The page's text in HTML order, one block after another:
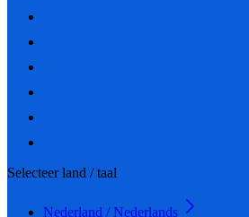
Selecteer land / taal
Nederland / Nederlands